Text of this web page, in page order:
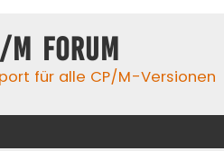
M Forum
für alle CP/M-Versionen